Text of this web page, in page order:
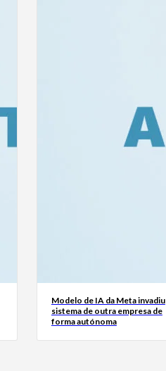
Modelo de IA da Meta invadiu
sistema de outra empresa de
forma autónoma